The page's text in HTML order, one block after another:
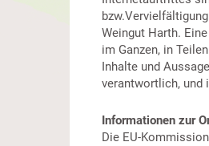
Weingut Harth.
im Ganzen, in
Inhalte und
verantwortlich, und
Informationen zur
Die EU-